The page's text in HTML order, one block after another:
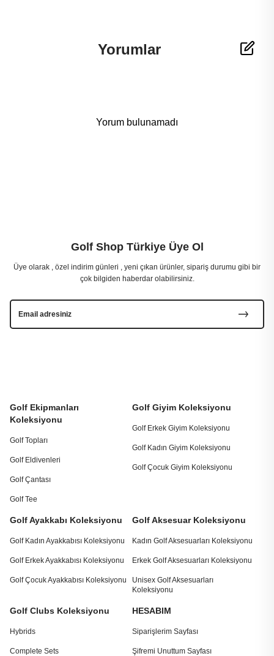
Yorumlar
Yorum bulunamadı
Golf Ekipmanları
Koleksiyonu
Golf Topları
Golf Eldivenleri
Golf Çantası
Golf Tee
Golf Giyim Koleksiyonu
Golf Erkek Giyim Koleksiyonu
Golf Kadın Giyim Koleksiyonu
Golf Çocuk Giyim Koleksiyonu
Golf Ayakkabı Koleksiyonu
Golf Kadın Ayakkabısı Koleksiyonu
Golf Erkek Ayakkabısı Koleksiyonu
Golf Çocuk Ayakkabısı Koleksiyonu
Golf Aksesuar Koleksiyonu
Kadın Golf Aksesuarları Koleksiyonu
Erkek Golf Aksesuarları Koleksiyonu
Unisex Golf Aksesuarları
Koleksiyonu
Golf Clubs Koleksiyonu
Hybrids
Complete Sets
HESABIM
Siparişlerim Sayfası
Şifremi Unuttum Sayfası
Golf Shop Türkiye Üye Ol
Üye olarak , özel indirim günleri , yeni çıkan ürünler, sipariş durumu gibi bir
çok bilgiden haberdar olabilirsiniz.